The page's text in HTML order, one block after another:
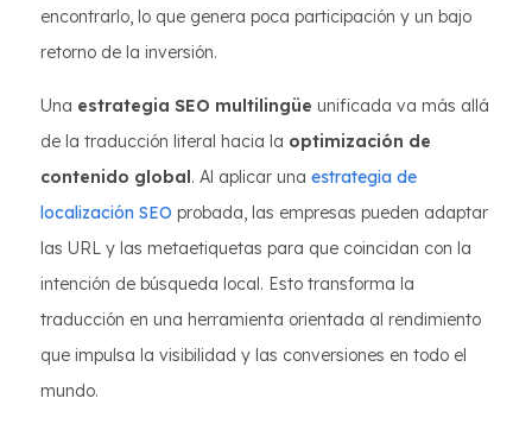
encontrarlo, lo que genera poca participación y un bajo
retorno de la inversión.
Una estrategia SEO multilingüe unificada va más allá
de la traducción literal hacia la optimización de
contenido global. Al aplicar una estrategia de
localización SEO probada, las empresas pueden adaptar
las URL y las metaetiquetas para que coincidan con la
intención de búsqueda local. Esto transforma la
traducción en una herramienta orientada al rendimiento
que impulsa la visibilidad y las conversiones en todo el
mundo.